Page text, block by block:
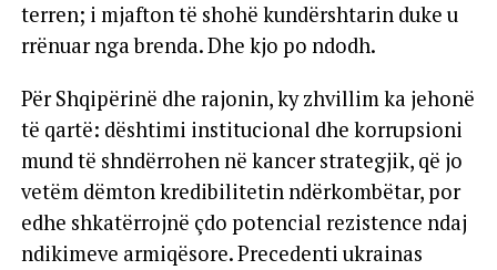
terren; i mjafton të shohë kundërshtarin duke u
rrënuar nga brenda. Dhe kjo po ndodh.
Për Shqipërinë dhe rajonin, ky zhvillim ka jehonë
të qartë: dështimi institucional dhe korrupsioni
mund të shndërrohen në kancer strategjik, që jo
vetëm dëmton kredibilitetin ndërkombëtar, por
edhe shkatërrojnë çdo potencial rezistence ndaj
ndikimeve armiqësore. Precedenti ukrainas